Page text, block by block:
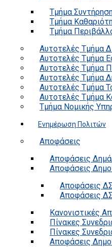
Τμήμα
Τμήμα
Τμήμα
Αυτοτελές Τμήμα
Αυτοτελές Τμήμα
Αυτοτελές Τμήμα
Αυτοτελές Τμήμα
Αυτοτελές Τμήμα
Αυτοτελές Τμήμα
Τμήμα Νομικής
Ενημέρωση Πολιτών
Αποφάσεις
Αποφάσεις
Αποφάσεις
Αποφάσεις
Αποφάσεις
Κανονιστικές
Πίνακες
Πίνακες
Αποφάσεις